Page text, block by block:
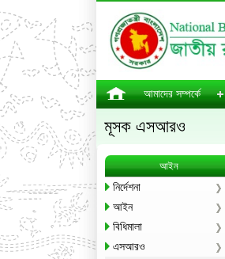
আমাদের সম্পর্কে
মূসক এসআরও
আইন
নির্দেশনা
আইন
বিধিমালা
এসআরও